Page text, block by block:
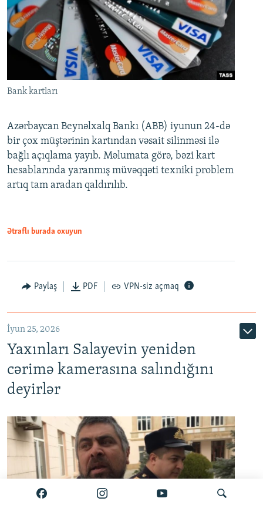
Bank kartları
Azərbaycan Beynəlxalq Bankı (ABB) iyunun 24-də
bir çox müştərinin kartından vəsait silinməsi ilə
bağlı açıqlama yayıb. Məlumata görə, bəzi kart
hesablarında yaranmış müvəqqəti texniki problem
artıq tam aradan qaldırılıb.
Ətraflı burada oxuyun
Paylaş PDF VPN-siz açmaq
İyun 25, 2026
Yaxınları Salayevin yenidən
cərimə kamerasına salındığını
deyirlər